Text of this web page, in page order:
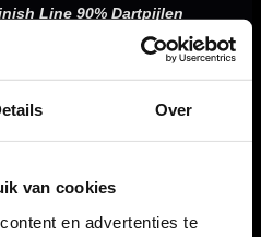
Over
van cookies
en advertenties te
Line 90% Dartpijlen
finishlijn-design
voor een doelgerichte
voor controle en houvast